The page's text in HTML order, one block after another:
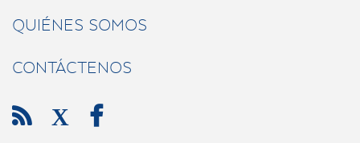
QUIÉNES SOMOS
CONTÁCTENOS
 X 